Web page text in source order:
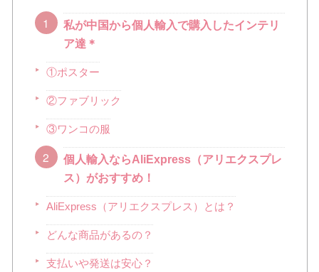
私が中国から個人輸入で購入したインテリ
ア達＊
①ポスター
②ファブリック
③ワンコの服
個人輸入ならAliExpress（アリエクスプレ
ス）がおすすめ！
AliExpress（アリエクスプレス）とは？
どんな商品があるの？
支払いや発送は安心？